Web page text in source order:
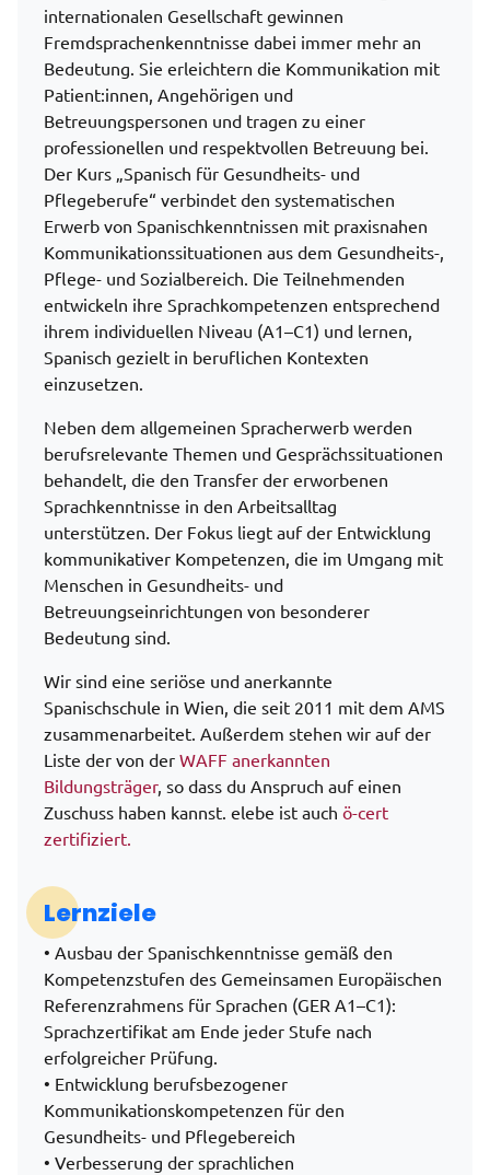
internationalen Gesellschaft gewinnen
Fremdsprachenkenntnisse dabei immer mehr an
Bedeutung. Sie erleichtern die Kommunikation mit
Patient:innen, Angehörigen und
Betreuungspersonen und tragen zu einer
professionellen und respektvollen Betreuung bei.
Der Kurs „Spanisch für Gesundheits- und
Pflegeberufe“ verbindet den systematischen
Erwerb von Spanischkenntnissen mit praxisnahen
Kommunikationssituationen aus dem Gesundheits-,
Pflege- und Sozialbereich. Die Teilnehmenden
entwickeln ihre Sprachkompetenzen entsprechend
ihrem individuellen Niveau (A1–C1) und lernen,
Spanisch gezielt in beruflichen Kontexten
einzusetzen.
Neben dem allgemeinen Spracherwerb werden
berufsrelevante Themen und Gesprächssituationen
behandelt, die den Transfer der erworbenen
Sprachkenntnisse in den Arbeitsalltag
unterstützen. Der Fokus liegt auf der Entwicklung
kommunikativer Kompetenzen, die im Umgang mit
Menschen in Gesundheits- und
Betreuungseinrichtungen von besonderer
Bedeutung sind.
Wir sind eine seriöse und anerkannte
Spanischschule in Wien, die seit 2011 mit dem AMS
zusammenarbeitet. Außerdem stehen wir auf der
Liste der von der WAFF anerkannten
Bildungsträger, so dass du Anspruch auf einen
Zuschuss haben kannst. elebe ist auch ö-cert
zertifiziert.
Lernziele
• Ausbau der Spanischkenntnisse gemäß den
Kompetenzstufen des Gemeinsamen Europäischen
Referenzrahmens für Sprachen (GER A1–C1):
Sprachzertifikat am Ende jeder Stufe nach
erfolgreicher Prüfung.
• Entwicklung berufsbezogener
Kommunikationskompetenzen für den
Gesundheits- und Pflegebereich
• Verbesserung der sprachlichen